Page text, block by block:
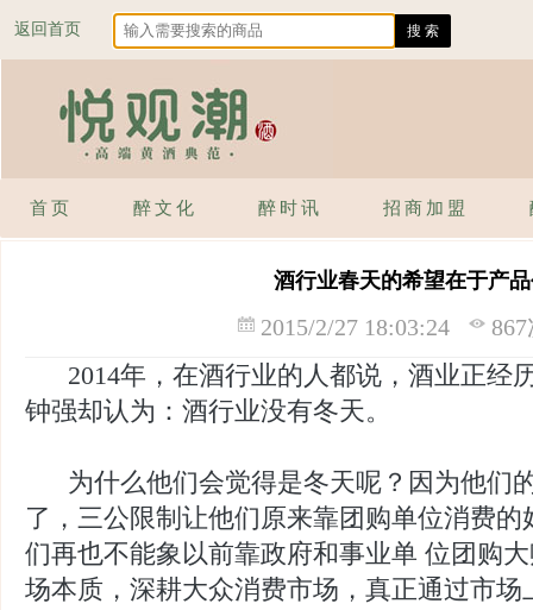
返回首页
首页 醉文化 醉时讯 招商加盟
酒行业春天的希望在于产
2015/2/27 18:03:24
2014年，在酒行业的人都说，酒业正经
钟强却认为：酒行业没有冬天。
为什么他们会觉得是冬天呢？因为他们
了，三公限制让他们原来靠团购单位消费
们再也不能象以前靠政府和事业单 位团购
场本质，深耕大众消费市场，真正通过市